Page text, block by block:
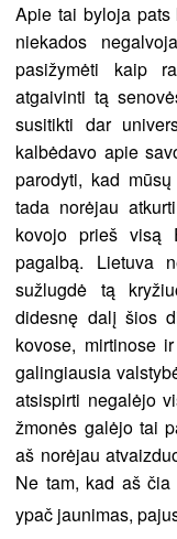
Apie tai byloja pats
niekados
pasižymėti kaip
atgaivinti tą
susitikti dar
kalbėdavo apie
parodyti, kad
tada norėjau
kovojo prieš visą
pagalbą. Lietuva
sužlugdė tą
didesnę dalį šios
kovose, mirtinose
galingiausia
atsispirti negalėjo
žmonės galėjo tai
aš norėjau
Ne tam, kad aš
ypač jaunimas,